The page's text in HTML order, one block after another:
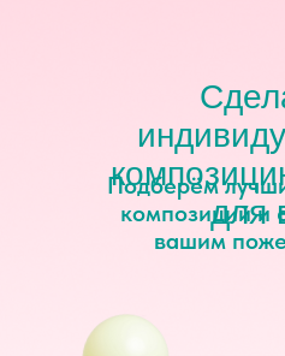
Подберём
композиций и
вашим
для